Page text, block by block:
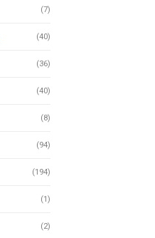
(7)
(40)
(36)
(40)
(8)
(94)
(194)
(1)
(2)